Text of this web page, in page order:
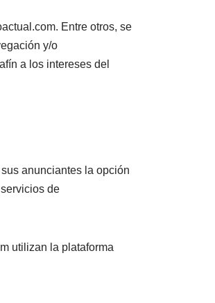
Entre otros, se
y/o
a los intereses del
anunciantes la opción
de
utilizan la plataforma